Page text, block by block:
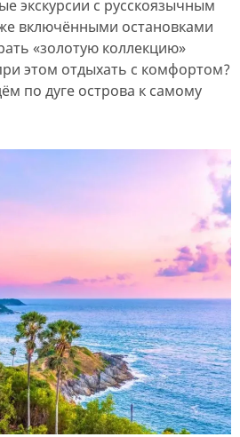
экскурсии с русскоязычным
включёнными остановками
«золотую коллекцию»
этом отдыхать с комфортом?
по дуге острова к самому